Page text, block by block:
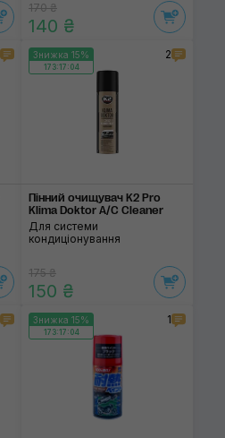
170 ₴
140 ₴
Знижка 15%
173:17:03
2
Пінний очищувач K2 Pro
Klima Doktor A/C Cleaner
Для системи
кондиціонування
175 ₴
150 ₴
Знижка 15%
173:17:03
1